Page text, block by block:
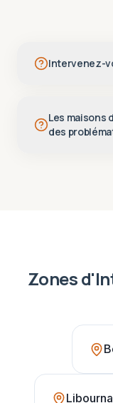
Intervenez-
Les maisons
des
Zones